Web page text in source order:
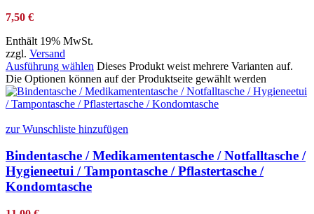
7,50 €
Enthält 19% MwSt.
zzgl. Versand
Ausführung wählen Dieses Produkt weist mehrere Varianten auf.
Die Optionen können auf der Produktseite gewählt werden
zur Wunschliste hinzufügen
Bindentasche / Medikamententasche / Notfalltasche /
Hygieneetui / Tampontasche / Pflastertasche /
Kondomtasche